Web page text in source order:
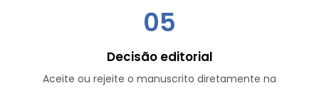
05
Decisão editorial
Aceite ou rejeite o manuscrito diretamente na